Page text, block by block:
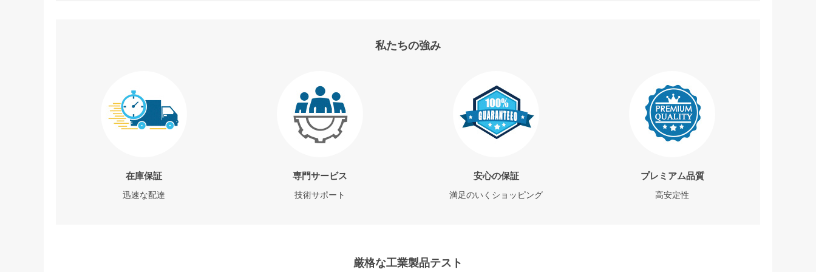
私たちの強み
在庫保証
迅速な配達
専門サービス
技術サポート
安心の保証
満足のいくショッピング
プレミアム品質
高安定性
厳格な工業製品テスト